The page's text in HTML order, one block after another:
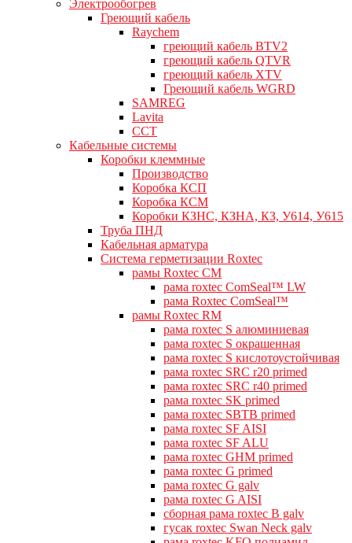
Электрообогрев
Греющий кабель
Raychem
греющий кабель BTV2
греющий кабель QTVR
греющий кабель XTV
Греющий кабель WGRD
SAMREG
Lavita
CCT
Кабельные системы
Коробки клеммные
Производство
Коробка КСП
Коробка КСМ
Коробки КЗНС, КЗНА, КЗ, У614, У615
Труба ПНД
Кабельная арматура
Система герметизации Roxtec
рамы Roxtec CM
рама roxtec ComSeal™ LW
рама Roxtec ComSeal™
рамы Roxtec RM
рама roxtec S алюминиевая
рама roxtec S окрашенная
рама roxtec S кислотоустойчивая
рама roxtec SRC r20 primed
рама roxtec SRC r40 primed
рама roxtec SK primed
рама roxtec SBTB primed
рама roxtec SF AISI
рама roxtec SF ALU
рама roxtec GHM primed
рама roxtec G primed
рама roxtec G galv
рама roxtec G AISI
сборная рама roxtec B galv
гусак roxtec Swan Neck galv